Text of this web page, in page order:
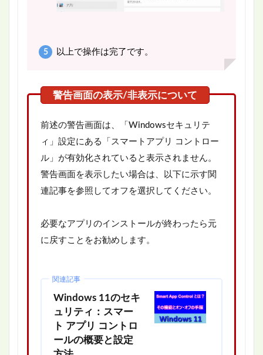
以上で操作は完了です。
前述の警告画面は、「Windowsセキュリテ
ィ」設定にある「スマートアプリ コントロー
ル」が有効化されていると表示されません。
警告画面を表示したい場合は、以下に示す関
連記事を参照してオフを選択してください。
必要なアプリのインストールが終わったら元
に戻すことをお勧めします。
関連記事
Windows 11のセキ
ュリティ：スマー
ト アプリ コントロ
ールの概要と設定